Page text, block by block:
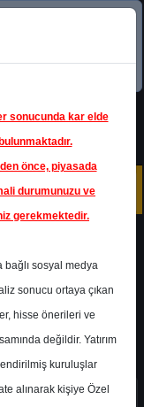
uygundur.
sonucunda kar elde
önce, piyasada
durumunuzu ve
gerekmektedir.
sosyal medya
sonucu ortaya çıkan
hisse önerileri ve
değildir. Yatırım
kuruluşlar
alınarak kişiye Özel